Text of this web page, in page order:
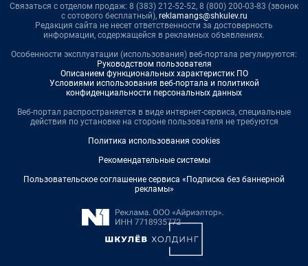
Связаться с отделом продаж: 8 (383) 212-52-52, 8 (800) 200-03-83 (звонок
с сотового бесплатный), reklamangs@shkulev.ru
Редакция сайта не несет ответственности за достоверность
информации, содержащейся в рекламных объявлениях.
Особенности эксплуатации (использования) веб-портала регулируются:
Руководством пользователя
Описанием функциональных характеристик ПО
Условиями использования веб-портала и политикой
конфиденциальности персональных данных
Веб-портал распространяется в виде интернет-сервиса, специальные
действия по установке на стороне пользователя не требуются
Политика использования cookies
Рекомендательные системы
Пользовательское соглашение сервиса «Подписка без баннерной
рекламы»